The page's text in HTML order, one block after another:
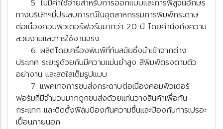
5. ไม่มีค่าใช้จ่ายสำหรับการออกแบบและการพิสูจน์อักษร
ทางบริษัทฯมี่ประสบการณ์ในอุตสาหกรรมการพิมพ์กระดาษ
ต่อเนื่องคอมพิวเตอร์ฟอร์มมากว่า 20 ปี โดยคำนึงถึงความ
สวยงามและการใช้งานจริง
6. ผลิตโดยเครื่องพิมพ์ที่ทันสมัยซึ่งนำเข้าจากต่าง
ประเทศ ระยะรูด้วยกันมีความแม่นยำสูง สีพิมพ์ตรงตามตัว
อย่างาน และสดใสเต็มรูปแบบ
7. แพคเกจการขนส่งกระดาษต่อเนื่องคอมพิวเตอร์
ฟอร์มที่มีจำนวนมากถูกขนส่งด้วยแท่นวางสินค้าเพื่อกัน
กระแทก และติดตั้งฟิล์มป้องกันความชื้นและป้องกันการเปรอะ
เปื้อนภายนอก